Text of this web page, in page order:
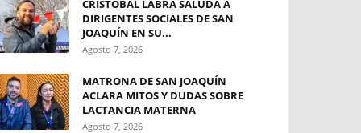
CRISTÓBAL LABRA SALUDA A
DIRIGENTES SOCIALES DE SAN
JOAQUÍN EN SU...
Agosto 7, 2026
MATRONA DE SAN JOAQUÍN
ACLARA MITOS Y DUDAS SOBRE
LACTANCIA MATERNA
Agosto 7, 2026